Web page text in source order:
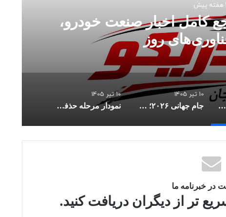
کامل اخبار صنعت خودرو،
روز
آخرین اخبار خودرو؛ مرجع کامل اخبار صنعت خودرو، قیمت و فناوری‌های روز
10 تیر 1405
جام جهانی ۲۰۲۶؛ حذف مدعیان و ظهور شگفتی‌ها
10 تیر 1405
نمودار مرحله حذفی جام جهانی ۲۰۲۶ پس از روز دوم مرحله یک‌شانزدهم نهایی
در خبرنامه ما
تر از دیگران دریافت کنید.